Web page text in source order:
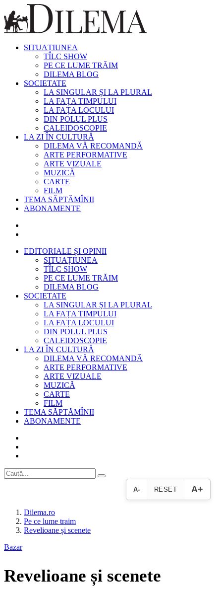
SITUAȚIUNEA
TÎLC SHOW
PE CE LUME TRĂIM
DILEMA BLOG
SOCIETATE
LA SINGULAR ȘI LA PLURAL
LA FAȚA TIMPULUI
LA FAȚA LOCULUI
DIN POLUL PLUS
CALEIDOSCOPIE
LA ZI ÎN CULTURĂ
DILEMA VĂ RECOMANDĂ
ARTE PERFORMATIVE
ARTE VIZUALE
MUZICĂ
CARTE
FILM
TEMA SĂPTĂMÎNII
ABONAMENTE
EDITORIALE ȘI OPINII
SITUAȚIUNEA
TÎLC SHOW
PE CE LUME TRĂIM
DILEMA BLOG
SOCIETATE
LA SINGULAR ȘI LA PLURAL
LA FAȚA TIMPULUI
LA FAȚA LOCULUI
DIN POLUL PLUS
CALEIDOSCOPIE
LA ZI ÎN CULTURĂ
DILEMA VĂ RECOMANDĂ
ARTE PERFORMATIVE
ARTE VIZUALE
MUZICĂ
CARTE
FILM
TEMA SĂPTĂMÎNII
ABONAMENTE
A- RESET A+
Dilema.ro
Pe ce lume traim
Revelioane și scenete
Bazar
Revelioane și scenete